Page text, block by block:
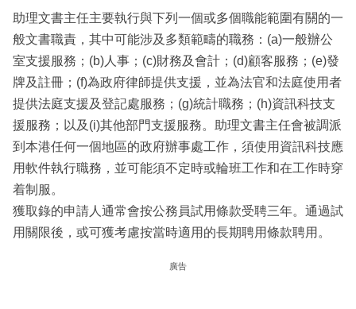
助理文書主任主要執行與下列一個或多個職能範圍有關的一
般文書職責，其中可能涉及多類範疇的職務：(a)一般辦公
室支援服務；(b)人事；(c)財務及會計；(d)顧客服務；(e)發
牌及註冊；(f)為政府律師提供支援，並為法官和法庭使用者
提供法庭支援及登記處服務；(g)統計職務；(h)資訊科技支
援服務；以及(i)其他部門支援服務。助理文書主任會被調派
到本港任何一個地區的政府辦事處工作，須使用資訊科技應
用軟件執行職務，並可能須不定時或輪班工作和在工作時穿
着制服。
獲取錄的申請人通常會按公務員試用條款受聘三年。通過試
用關限後，或可獲考慮按當時適用的長期聘用條款聘用。
廣告